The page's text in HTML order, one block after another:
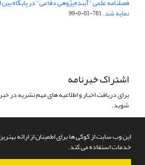
این وب سایت از کوکی ها برای اطمینان از ارائه
خدمات استفاده می کند.
نمایه شد.781-01-0-99
اشتراک خبرنامه
برای دریافت اخبار و اطلاعیه های مهم نشریه در
شوید.